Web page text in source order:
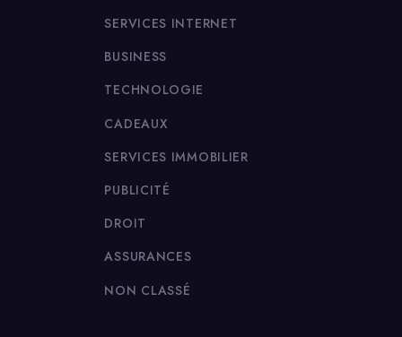
SERVICES INTERNET
BUSINESS
TECHNOLOGIE
CADEAUX
SERVICES IMMOBILIER
PUBLICITÉ
DROIT
ASSURANCES
NON CLASSÉ